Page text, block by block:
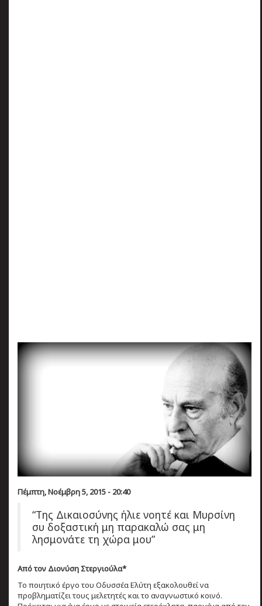
Πέμπτη, Νοέμβρη 5, 2015 - 20:40
“Της Δικαιοσύνης ήλιε νοητέ και Μυρσίνη
συ δοξαστική μη παρακαλώ σας μη
λησμονάτε τη χώρα μου”
Από τον Διονύση Στεργιούλα*
Το ποιητικό έργο του Οδυσσέα Ελύτη εξακολουθεί να
προβληματίζει τους μελετητές και το αναγνωστικό κοινό.